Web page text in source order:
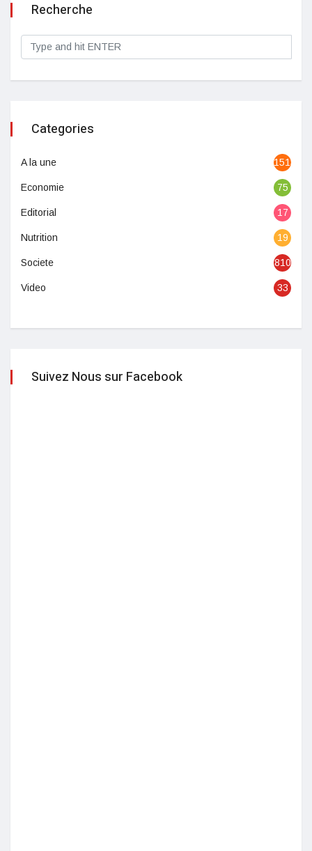
Recherche
Categories
A la une 1513
Economie 75
Editorial 17
Nutrition 19
Societe 810
Video 33
Suivez Nous sur Facebook